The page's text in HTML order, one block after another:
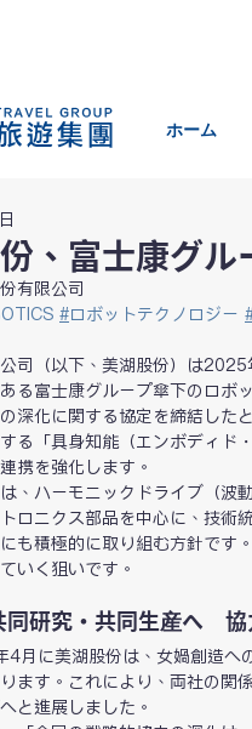
ホーム
、富士康グ
有限公司
#ロボットテクノロジー
司（以下、美湖股份）は
る富士康グループ傘下のロボ
深化に関する協定を締結した
る「具身知能（エンボディド
携を強化します。
、ハーモニックドライブ（波
ロニクス部品を中心に、技術
も積極的に取り組む方針です
いく狙いです。
同研究・共同生産へ　
月に美湖股份は、女媧創造へ
ます。これにより、両社の関
と進展しました。